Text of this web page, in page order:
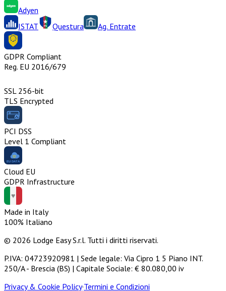
Adyen
ISTAT
Questura Ag. Entrate
GDPR Compliant
Reg. EU 2016/679
SSL 256-bit
TLS Encrypted
PCI DSS
Level 1 Compliant
Cloud EU
GDPR Infrastructure
Made in Italy
100% Italiano
© 2026 Lodge Easy S.r.l. Tutti i diritti riservati.
P.IVA: 04723920981 | Sede legale: Via Cipro 1 5 Piano INT.
250/A - Brescia (BS) | Capitale Sociale: € 80.080,00 iv
Privacy & Cookie Policy·Termini e Condizioni